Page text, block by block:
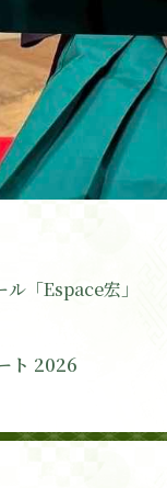
「Espace宏」
ト 2026